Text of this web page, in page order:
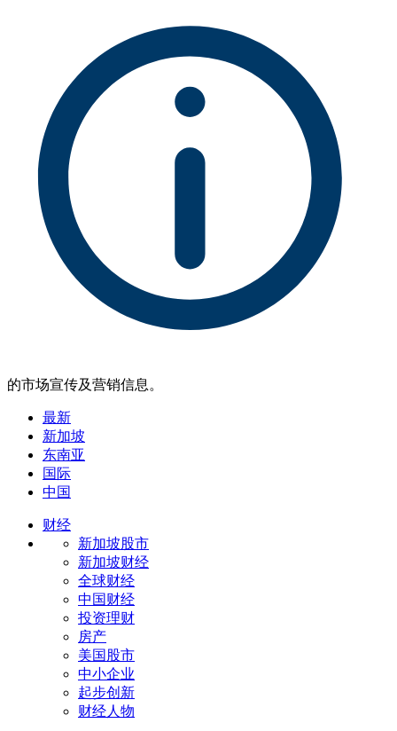
的市场宣传及营销信息。
最新
新加坡
东南亚
国际
中国
财经
新加坡股市
新加坡财经
全球财经
中国财经
投资理财
房产
美国股市
中小企业
起步创新
财经人物